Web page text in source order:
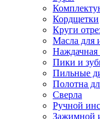
Кордщетки
Круги
Масла для
Наждачная
Пики и
Пильные
Полотна
Сверла
Ручной
Зажимной